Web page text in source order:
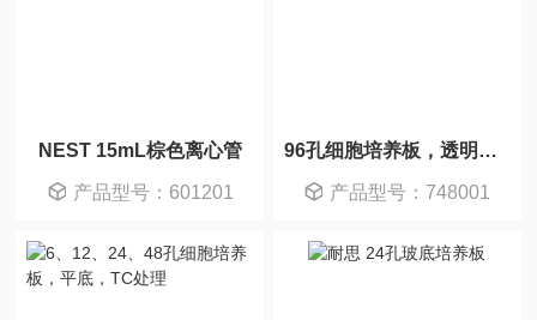
NEST 15mL棕色离心管
产品型号：601201
96孔细胞培养板，透明平底，PS，TC，EB灭菌
产品型号：748001